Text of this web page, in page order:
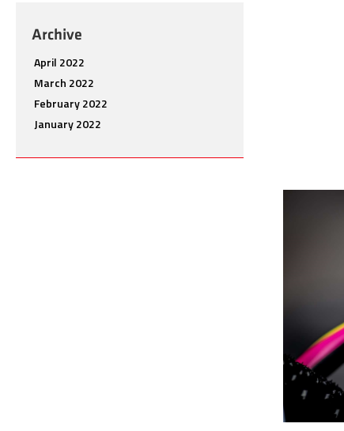
14
FEB
Archive
April 2022
March 2022
February 2022
January 2022